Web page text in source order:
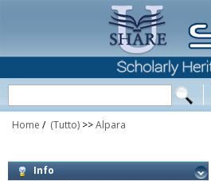
Home / (Tutto) >>Alpara
Info